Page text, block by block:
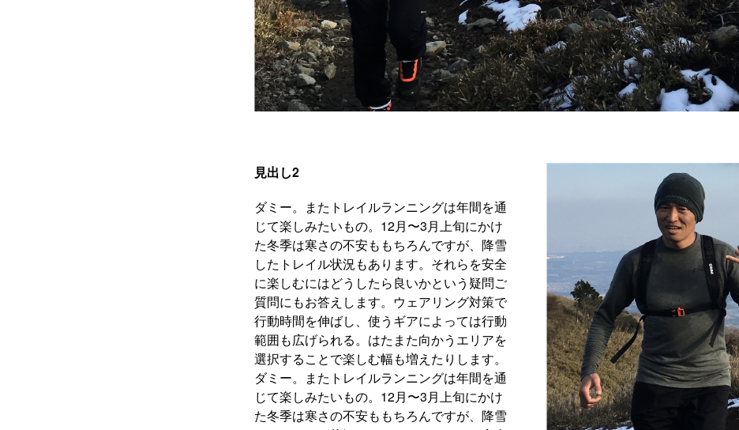
見出し2
ダミー。またトレイルランニングは年間を通
じて楽しみたいもの。12月〜3月上旬にかけ
た冬季は寒さの不安ももちろんですが、降雪
したトレイル状況もあります。それらを安全
に楽しむにはどうしたら良いかという疑問ご
質問にもお答えします。ウェアリング対策で
行動時間を伸ばし、使うギアによっては行動
範囲も広げられる。はたまた向かうエリアを
選択することで楽しむ幅も増えたりします。
ダミー。またトレイルランニングは年間を通
じて楽しみたいもの。12月〜3月上旬にかけ
た冬季は寒さの不安ももちろんですが、降雪